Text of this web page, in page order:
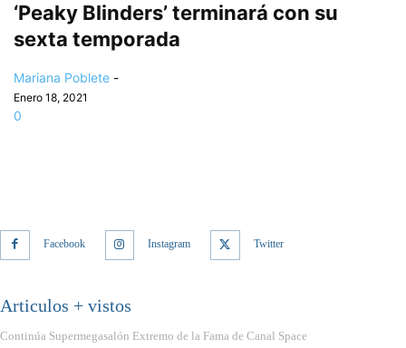
‘Peaky Blinders’ terminará con su
sexta temporada
Mariana Poblete -
Enero 18, 2021
0
Facebook Instagram Twitter
Articulos + vistos
Continúa Supermegasalón Extremo de la Fama de Canal Space